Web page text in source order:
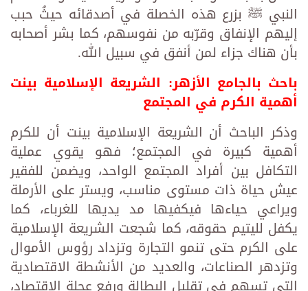
النبي ﷺ بزرع هذه الخصلة في أصدقائه حيثُ حبب
إليهم الإنفاق وقرّبه من نفوسهم، كما بشر أصحابه
بأن هناك جزاء لمن أنفق في سبيل الله.
باحث بالجامع الأزهر: الشريعة الإسلامية بينت
أهمية الكرم في المجتمع
وذكر الباحث أن الشريعة الإسلامية بينت أن للكرم
أهمية كبيرة في المجتمع؛ فهو يقوي عملية
التكافل بين أفراد المجتمع الواحد، ويضمن للفقير
عيش حياة ذات مستوى مناسب، ويستر على الأرملة
ويراعي حياءها فيكفيها مد يديها للغرباء، كما
يكفل لليتيم حقوقه، كما شجعت الشريعة الإسلامية
على الكرم حتى تنمو التجارة وتزداد رؤوس الأموال
وتزدهر الصناعات، والعديد من الأنشطة الاقتصادية